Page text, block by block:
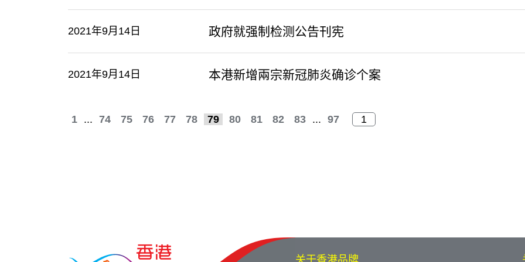
2021年9月14日 政府就强制检测公告刊宪
2021年9月14日 本港新增兩宗新冠肺炎确诊个案
1 ... 74 75 76 77 78 79 80 81 82 83 ... 97